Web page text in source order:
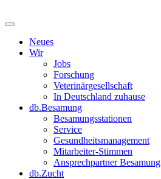
Neues
Wir
Jobs
Forschung
Veterinärgesellschaft
In Deutschland zuhause
db.Besamung
Besamungsstationen
Service
Gesundheitsmanagement
Mitarbeiter-Stimmen
Ansprechpartner Besamung
db.Zucht